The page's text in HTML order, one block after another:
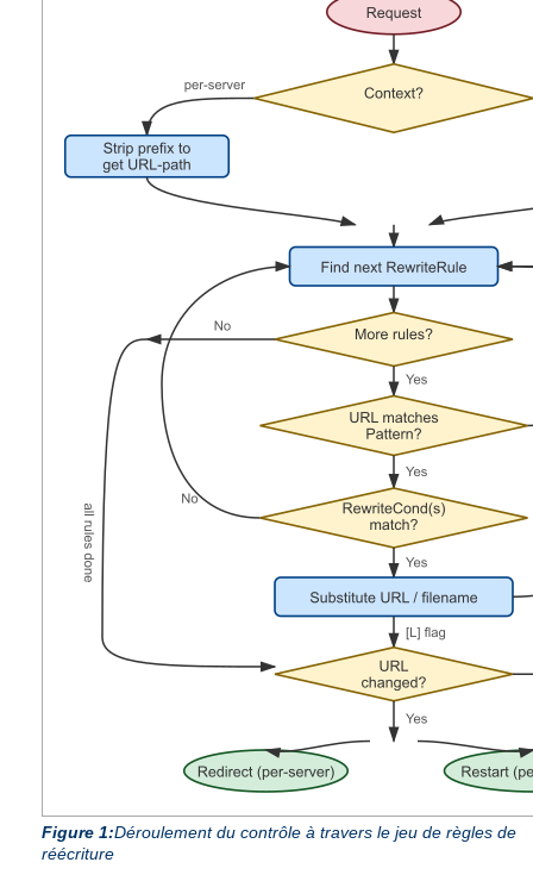
Figure 1:Déroulement du contrôle à travers le jeu de règles de
réécriture